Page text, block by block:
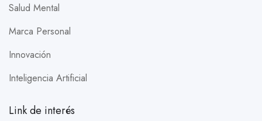
Salud Mental
Marca Personal
Innovación
Inteligencia Artificial
Link de interés